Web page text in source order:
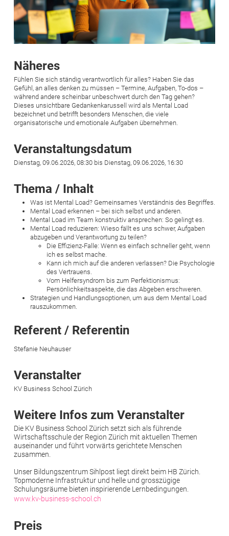
Näheres
Fühlen Sie sich ständig verantwortlich für alles? Haben Sie das
Gefühl, an alles denken zu müssen – Termine, Aufgaben, To-dos –
während andere scheinbar unbeschwert durch den Tag gehen?
Dieses unsichtbare Gedankenkarussell wird als Mental Load
bezeichnet und betrifft besonders Menschen, die viele
organisatorische und emotionale Aufgaben übernehmen.
Veranstaltungsdatum
Dienstag, 09.06.2026, 08:30 bis Dienstag, 09.06.2026, 16:30
Thema / Inhalt
Was ist Mental Load? Gemeinsames Verständnis des Begriffes.
Mental Load erkennen – bei sich selbst und anderen.
Mental Load im Team konstruktiv ansprechen: So gelingt es.
Mental Load reduzieren: Wieso fällt es uns schwer, Aufgaben
abzugeben und Verantwortung zu teilen?
Die Effizienz-Falle: Wenn es einfach schneller geht, wenn
ich es selbst mache.
Kann ich mich auf die anderen verlassen? Die Psychologie
des Vertrauens.
Vom Helfersyndrom bis zum Perfektionismus:
Persönlichkeitsaspekte, die das Abgeben erschweren.
Strategien und Handlungsoptionen, um aus dem Mental Load
rauszukommen.
Referent / Referentin
Stefanie Neuhauser
Veranstalter
KV Business School Zürich
Weitere Infos zum Veranstalter
Die KV Business School Zürich setzt sich als führende
Wirtschaftsschule der Region Zürich mit aktuellen Themen
auseinander und führt vorwärts gerichtete Menschen
zusammen.
Unser Bildungszentrum Sihlpost liegt direkt beim HB Zürich.
Topmoderne Infrastruktur und helle und grosszügige
Schulungsräume bieten inspirierende Lernbedingungen.
www.kv-business-school.ch
Preis